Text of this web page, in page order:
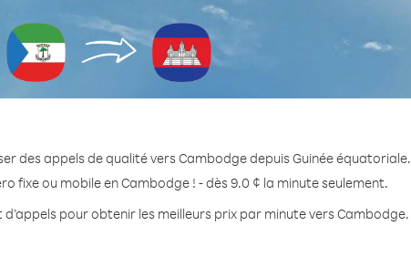
des appels de qualité vers Cambodge depuis Guinée équatoriale.
fixe ou mobile en Cambodge ! - dès 9.0 ¢ la minute seulement.
pour obtenir les meilleurs prix par minute vers Cambodge.